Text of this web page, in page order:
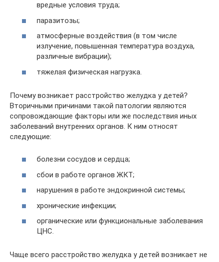
вредные условия труда;
паразитозы;
атмосферные воздействия (в том числе
излучение, повышенная температура воздуха,
различные вибрации);
тяжелая физическая нагрузка.
Почему возникает расстройство желудка у детей?
Вторичными причинами такой патологии являются
сопровождающие факторы или же последствия иных
заболеваний внутренних органов. К ним относят
следующие:
болезни сосудов и сердца;
сбои в работе органов ЖКТ;
нарушения в работе эндокринной системы;
хронические инфекции;
органические или функциональные заболевания
ЦНС.
Чаще всего расстройство желудка у детей возникает не